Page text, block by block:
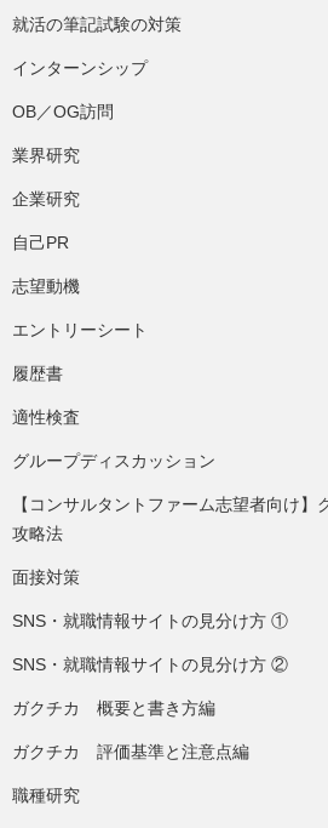
就活の筆記試験の対策
インターンシップ
OB／OG訪問
業界研究
企業研究
自己PR
志望動機
エントリーシート
履歴書
適性検査
グループディスカッション
【コンサルタントファーム志望者向け】
攻略法
面接対策
SNS・就職情報サイトの見分け方 ①
SNS・就職情報サイトの見分け方 ②
ガクチカ 概要と書き方編
ガクチカ 評価基準と注意点編
職種研究